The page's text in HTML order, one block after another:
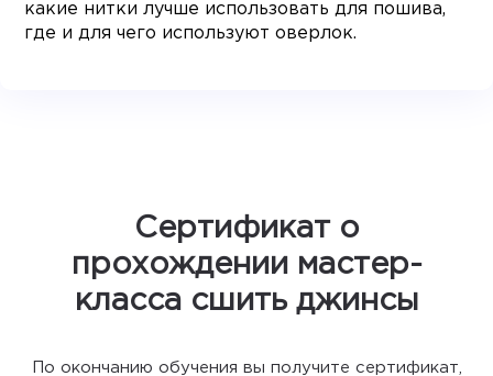
какие нитки лучше использовать для пошива,
где и для чего используют оверлок.
Сертификат о
прохождении мастер-
класса сшить джинсы
По окончанию обучения вы получите сертификат,